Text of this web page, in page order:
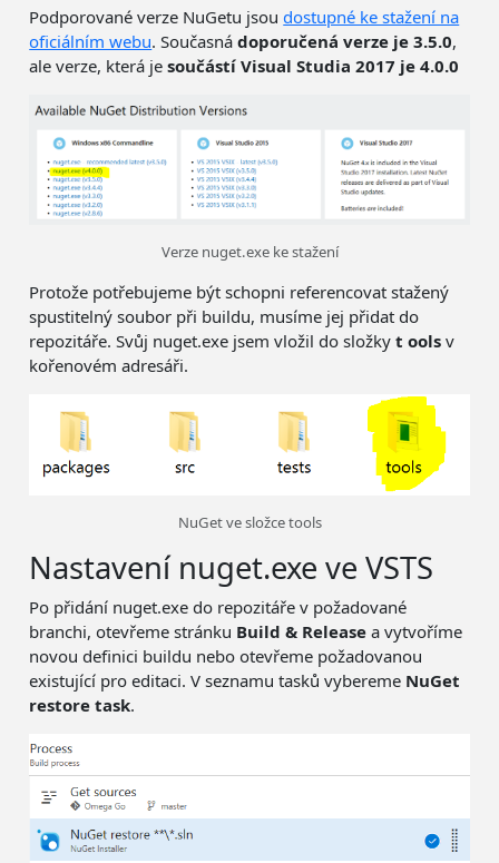
Podporované verze NuGetu jsoudostupné ke stažení na
oficiálním webu. Současnádoporučená verze je 3.5.0,
ale verze, která jesoučástí Visual Studia 2017 je 4.0.0
Verze nuget.exe ke stažení
Protože potřebujeme být schopni referencovat stažený
spustitelný soubor při buildu, musíme jej přidat do
repozitáře. Svůj nuget.exe jsem vložil do složkyt ools v
kořenovém adresáři.
NuGet ve složce tools
Nastavení nuget.exe ve VSTS
Po přidání nuget.exe do repozitáře v požadované
branchi, otevřeme stránku Build & Release a vytvoříme
novou definici buildu nebo otevřeme požadovanou
existující pro editaci. V seznamu tasků vybereme NuGet
restore task.